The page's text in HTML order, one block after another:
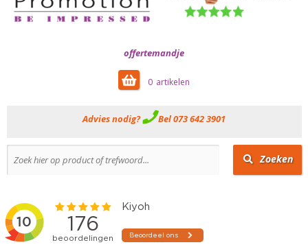
offertemandje
0
Advies nodig? Bel 073 642 3901
Zoeken